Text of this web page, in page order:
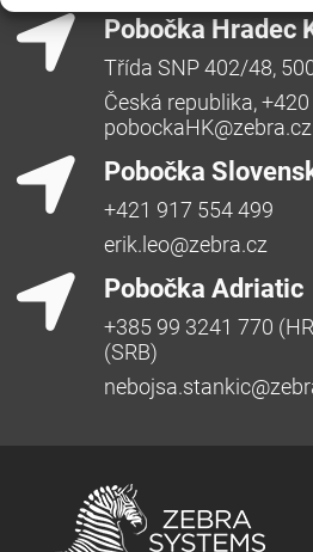
Pobočka Hradec
Třída SNP 402/48,
Česká republika,
pobockaHK@zebra.cz
Pobočka
+421 917 554 499
erik.leo@zebra.cz
Pobočka Adriatic
+385 99 3241 770
(SRB)